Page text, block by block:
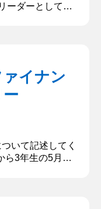
ーダーとしてス
あった。具体的
オペレーション
イナン
いて記述してく
ら3年生の5月ま